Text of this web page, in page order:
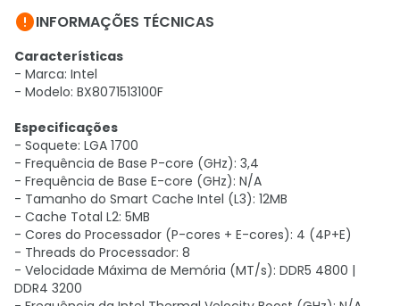
INFORMAÇÕES TÉCNICAS
Características
- Marca: Intel
- Modelo: BX8071513100F
Especificações
- Soquete: LGA 1700
- Frequência de Base P-core (GHz): 3,4
- Frequência de Base E-core (GHz): N/A
- Tamanho do Smart Cache Intel (L3): 12MB
- Cache Total L2: 5MB
- Cores do Processador (P-cores + E-cores): 4 (4P+E)
- Threads do Processador: 8
- Velocidade Máxima de Memória (MT/s): DDR5 4800 |
DDR4 3200